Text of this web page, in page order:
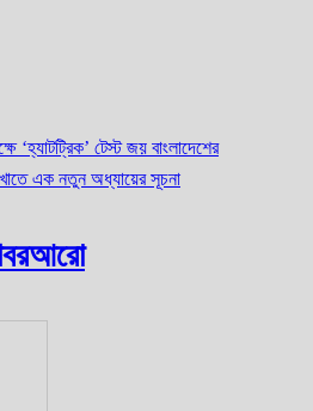
‘হ্যাটট্রিক’ টেস্ট জয় বাংলাদেশের
খাতে এক নতুন অধ্যায়ের সূচনা
আরো